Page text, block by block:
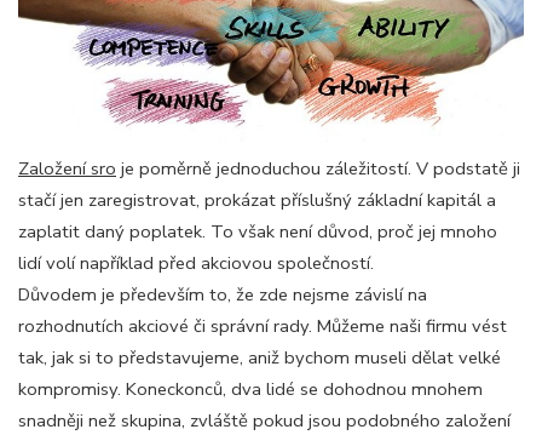
Založení sro je poměrně jednoduchou záležitostí. V podstatě ji
stačí jen zaregistrovat, prokázat příslušný základní kapitál a
zaplatit daný poplatek. To však není důvod, proč jej mnoho
lidí volí například před akciovou společností.
Důvodem je především to, že zde nejsme závislí na
rozhodnutích akciové či správní rady. Můžeme naši firmu vést
tak, jak si to představujeme, aniž bychom museli dělat velké
kompromisy. Koneckonců, dva lidé se dohodnou mnohem
snadněji než skupina, zvláště pokud jsou podobného založení